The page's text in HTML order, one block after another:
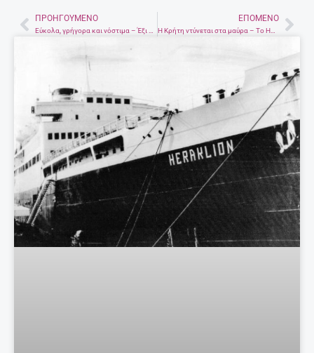
PrevΠΡΟΗΓΟΎΜΕΝΟ
Εύκολα, γρήγορα και νόστιμα – Έξι υλικά με τα οποία ανά πάσα στιγμή μπορείς να φτιάξεις ένα γεύμα
ΕΠΌΜΕΝΟ
H Kρήτη ντύνεται στα μαύρα – Το Ηράκλειον βυθίζεται στη Φαλκονέρα παίρνοντας μαζί του εκατοντάδες ψυχές